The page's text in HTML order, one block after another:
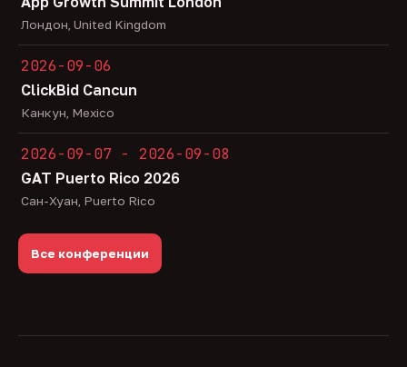
Лондон, United Kingdom
2026-09-06
ClickBid Cancun
Канкун, Mexico
2026-09-07 - 2026-09-08
GAT Puerto Rico 2026
Сан-Хуан, Puerto Rico
Все конференции